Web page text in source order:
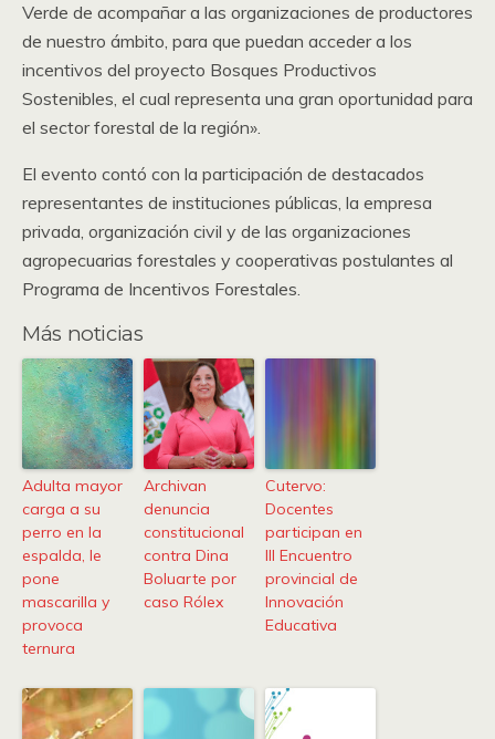
Verde de acompañar a las organizaciones de productores
de nuestro ámbito, para que puedan acceder a los
incentivos del proyecto Bosques Productivos
Sostenibles, el cual representa una gran oportunidad para
el sector forestal de la región».
El evento contó con la participación de destacados
representantes de instituciones públicas, la empresa
privada, organización civil y de las organizaciones
agropecuarias forestales y cooperativas postulantes al
Programa de Incentivos Forestales.
Más noticias
Adulta mayor
carga a su
perro en la
espalda, le
pone
mascarilla y
provoca
ternura
Archivan
denuncia
constitucional
contra Dina
Boluarte por
caso Rólex
Cutervo:
Docentes
participan en
III Encuentro
provincial de
Innovación
Educativa